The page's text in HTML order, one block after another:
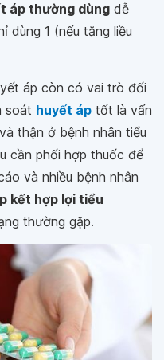
áp thường dùng dễ
dùng 1 (nếu tăng liều
áp còn có vai trò đối
soát huyết áp tốt là vấn
thận ở bệnh nhân tiểu
cần phối hợp thuốc để
và nhiều bệnh nhân
kết hợp lợi tiểu
thường gặp.